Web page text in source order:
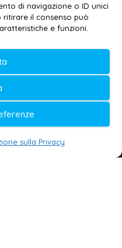
di navigazione o ID unici
ritirare il consenso può
e funzioni.
sulla Privacy
®
Registro della
di Lecce
dal Ministero